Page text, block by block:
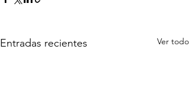
Entradas recientes Ver todo